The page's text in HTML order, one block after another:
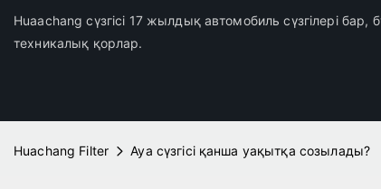
Huaachang сүзгісі 17 жылдық автомобиль сүзгілері
техникалық қорлар.
Huachang Filter Ауа сүзгісі қанша уақытқа созылады?